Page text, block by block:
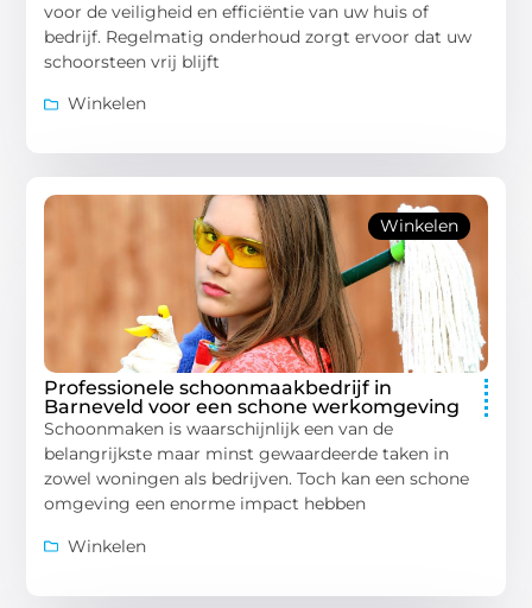
voor de veiligheid en efficiëntie van uw huis of
bedrijf. Regelmatig onderhoud zorgt ervoor dat uw
schoorsteen vrij blijft
Winkelen
Winkelen
Professionele schoonmaakbedrijf in
Barneveld voor een schone werkomgeving
Schoonmaken is waarschijnlijk een van de
belangrijkste maar minst gewaardeerde taken in
zowel woningen als bedrijven. Toch kan een schone
omgeving een enorme impact hebben
Winkelen